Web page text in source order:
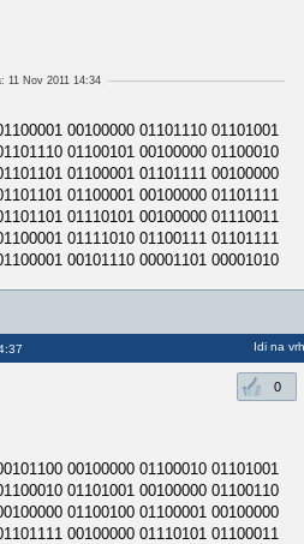
11 Nov 2011 14:34
00100000 01101110 01101001
01100101 00100000 01100010
01100001 01101111 00100000
01100001 00100000 01101111
01110101 00100000 01110011
01111010 01100111 01101111
00101110 00001101 00001010
Idi na vrh
0
00100000 01100010 01101001
01101001 00100000 01100110
01100100 01100001 00100000
00100000 01110101 01100011